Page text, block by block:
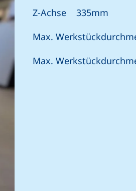
Z-Achse 335mm
Max.
Max.